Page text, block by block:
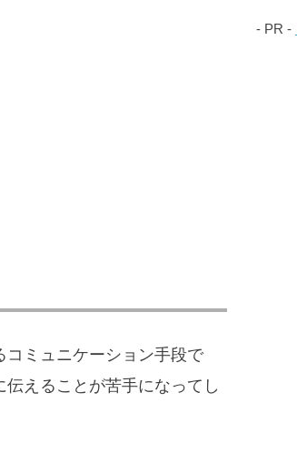
ミュニケーション手段で
えることが苦手になってし
- PR -